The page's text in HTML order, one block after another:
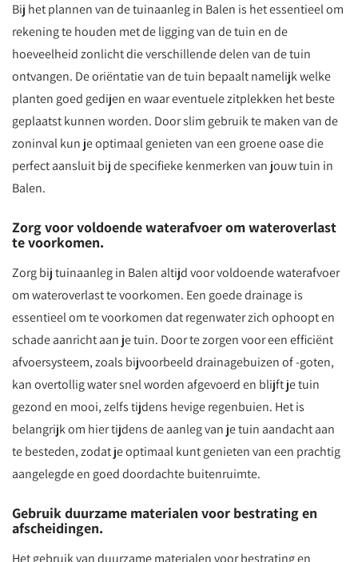
Bij het plannen van de tuinaanleg in Balen is het essentieel om
rekening te houden met de ligging van de tuin en de
hoeveelheid zonlicht die verschillende delen van de tuin
ontvangen. De oriëntatie van de tuin bepaalt namelijk welke
planten goed gedijen en waar eventuele zitplekken het beste
geplaatst kunnen worden. Door slim gebruik te maken van de
zoninval kun je optimaal genieten van een groene oase die
perfect aansluit bij de specifieke kenmerken van jouw tuin in
Balen.
Zorg voor voldoende waterafvoer om wateroverlast
te voorkomen.
Zorg bij tuinaanleg in Balen altijd voor voldoende waterafvoer
om wateroverlast te voorkomen. Een goede drainage is
essentieel om te voorkomen dat regenwater zich ophoopt en
schade aanricht aan je tuin. Door te zorgen voor een efficiënt
afvoersysteem, zoals bijvoorbeeld drainagebuizen of -goten,
kan overtollig water snel worden afgevoerd en blijft je tuin
gezond en mooi, zelfs tijdens hevige regenbuien. Het is
belangrijk om hier tijdens de aanleg van je tuin aandacht aan
te besteden, zodat je optimaal kunt genieten van een prachtig
aangelegde en goed doordachte buitenruimte.
Gebruik duurzame materialen voor bestrating en
afscheidingen.
Het gebruik van duurzame materialen voor bestrating en